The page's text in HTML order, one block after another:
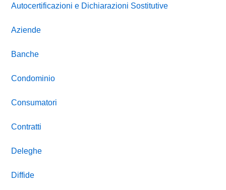
Autocertificazioni e Dichiarazioni Sostitutive
Aziende
Banche
Condominio
Consumatori
Contratti
Deleghe
Diffide